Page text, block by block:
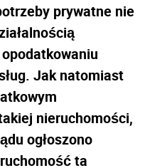
prywatne nie
Jak natomiast
nieruchomości,
ogłoszono
ta